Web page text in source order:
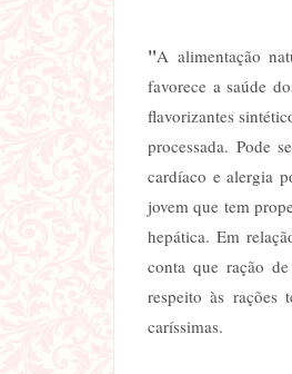
"A alimentação
favorece a saúde
flavorizantes
processada. Pode
cardíaco e alergia
jovem que tem
hepática. Em
conta que ração
respeito às rações
caríssimas.